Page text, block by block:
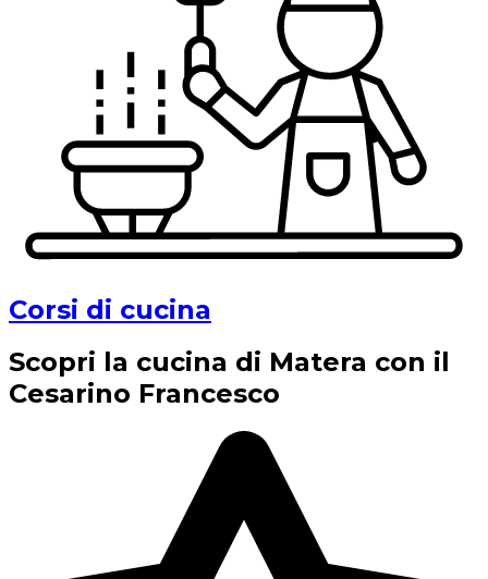
Corsi di cucina
Scopri la cucina di Matera con il
Cesarino Francesco